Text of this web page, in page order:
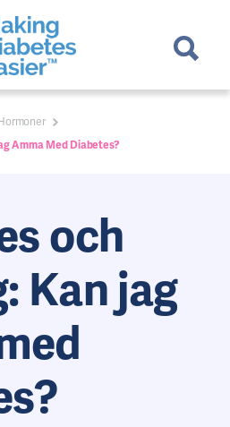
Amma Med Diabetes?
och
Kan jag